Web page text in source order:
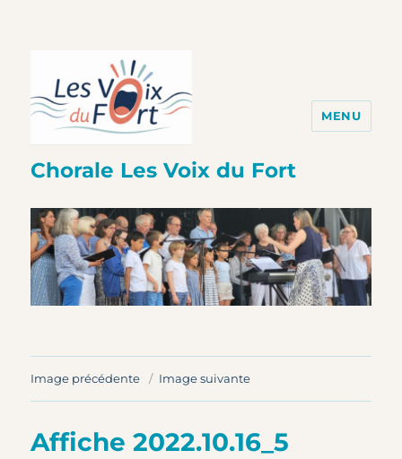
Chorale Les Voix du Fort
MENU
Image précédente Image suivante
Affiche 2022.10.16_5